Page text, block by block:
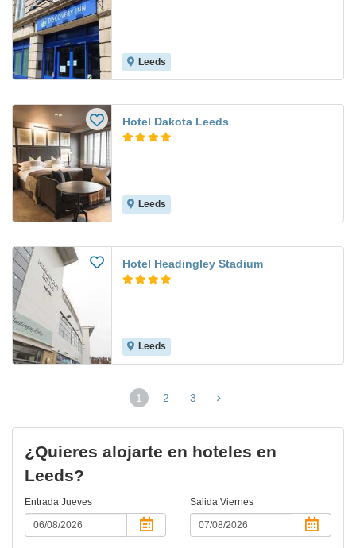
Leeds
Hotel Dakota Leeds
Leeds
Hotel Headingley Stadium
Leeds
1
(página
2 3
¿Quieres alojarte en hoteles en
Leeds?
Entrada Jueves Salida Viernes